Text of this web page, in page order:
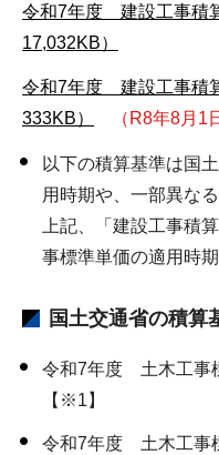
令和7年度 建設工事積
17,032KB）
令和7年度 建設工事積
333KB）
（R8年8月1
以下の積算基準は国
用時期や、一部異な
上記、「建設工事積
事標準単価の適用時
国土交通省の積算
令和7年度 土木工事
【※1】
令和7年度 土木工事